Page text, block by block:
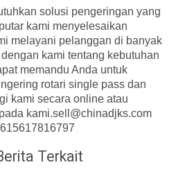
solusi pengeringan yang
kami menyelesaikan
melayani pelanggan di banyak
kami tentang kebutuhan
memandu Anda untuk
rotari single pass dan
kami secara online atau
kami.sell@chinadjks.com
Terkait